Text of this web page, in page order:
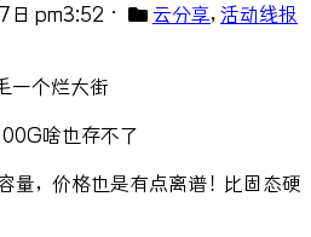
日 pm3:52 • 云分享, 活动线报
一个烂大街
啥也存不了
量，价格也是有点离谱！比固态硬